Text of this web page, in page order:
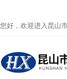
您好，欢迎进入昆山